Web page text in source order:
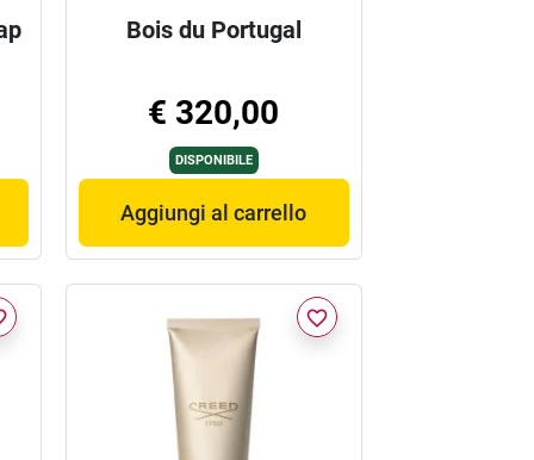
Bois du Portugal
€ 320,00
DISPONIBILE
Aggiungi al carrello
favorite_border